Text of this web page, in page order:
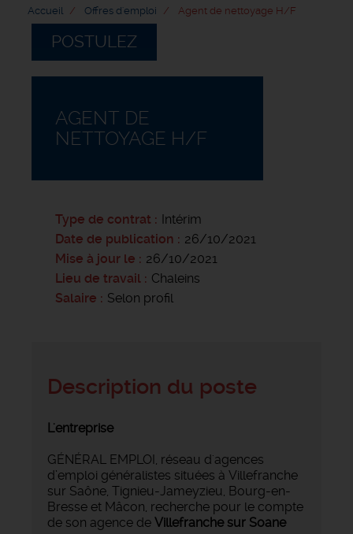
Accueil Offres d'emploi Agent de nettoyage H/F
POSTULEZ
AGENT DE
NETTOYAGE H/F
Type de contrat
Intérim
Date de publication
26/10/2021
Mise à jour le
26/10/2021
Lieu de travail
Chaleins
Salaire
Selon profil
Description du poste
L'entreprise
GÉNÉRAL EMPLOI, réseau d'agences
d’emploi généralistes situées à Villefranche
sur Saône, Tignieu-Jameyzieu, Bourg-en-
Bresse et Mâcon, recherche pour le compte
de son agence de Villefranche sur Soane